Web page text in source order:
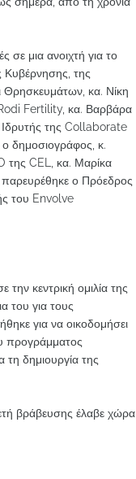
μια ανοιχτή για το
Κυβέρνησης, της
Θρησκευμάτων, κα. Νίκη
Fertility, κα. Βαρβάρα
της Collaborate
δημοσιογράφος, κ.
της CEL, κα. Μαρίκα
ο Πρόεδρος
του Envolve
κεντρική ομιλία της
του για τους
για να οικοδομήσει
προγράμματος
τη δημιουργία της
βράβευσης έλαβε χώρα